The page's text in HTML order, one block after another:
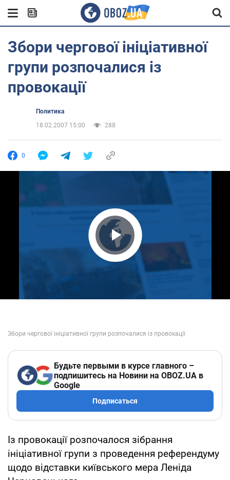
Збори чергової ініціативної
групи розпочалися із
провокації
Политика
18.02.2007 15:00
288
0
Play Video
Будьте первыми в курсе главного –
подпишитесь на Новини на OBOZ.UA в
Google
Подписаться
Із провокації розпочалося зібрання
ініціативної групи з проведення референдуму
щодо відставки київського мера Леніда